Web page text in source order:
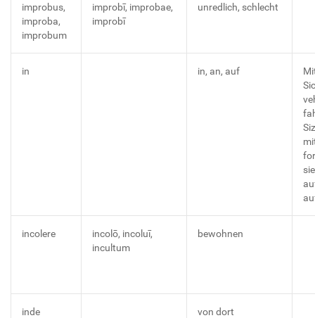
improbus,
improba,
improbum
improbī, improbae,
improbī
unredlich, schlecht
in in, an, auf
incolere
incolō, incoluī,
incultum
bewohnen
inde von dort